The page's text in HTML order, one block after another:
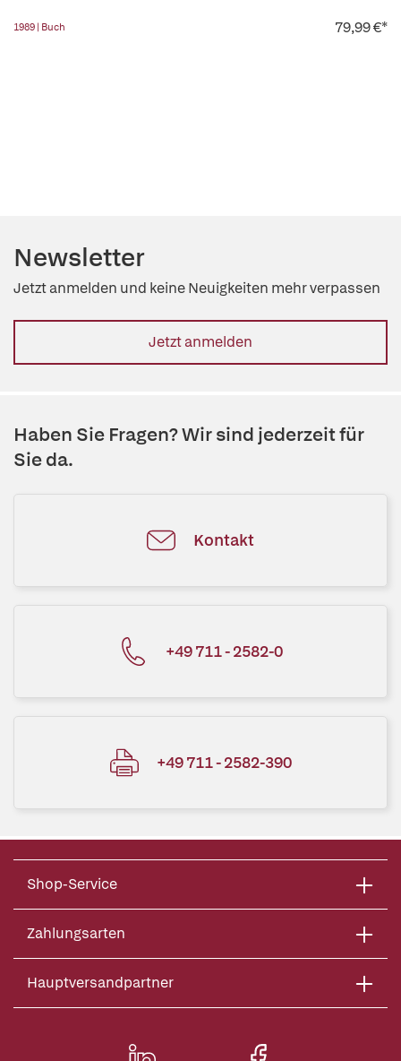
1989 | Buch 79,99 €*
Newsletter
Jetzt anmelden und keine Neuigkeiten mehr verpassen
Jetzt anmelden
Haben Sie Fragen? Wir sind jederzeit für
Sie da.
Kontakt
+49 711 - 2582-0
+49 711 - 2582-390
Shop-Service
Zahlungsarten
Hauptversandpartner